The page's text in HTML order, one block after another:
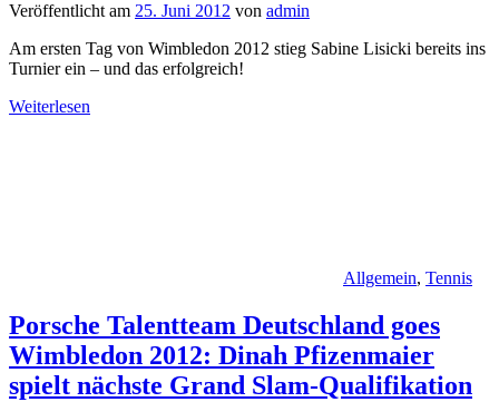
Veröffentlicht am 25. Juni 2012 von admin
Am ersten Tag von Wimbledon 2012 stieg Sabine Lisicki bereits ins
Turnier ein – und das erfolgreich!
Weiterlesen
Allgemein, Tennis
Porsche Talentteam Deutschland goes
Wimbledon 2012: Dinah Pfizenmaier
spielt nächste Grand Slam-Qualifikation